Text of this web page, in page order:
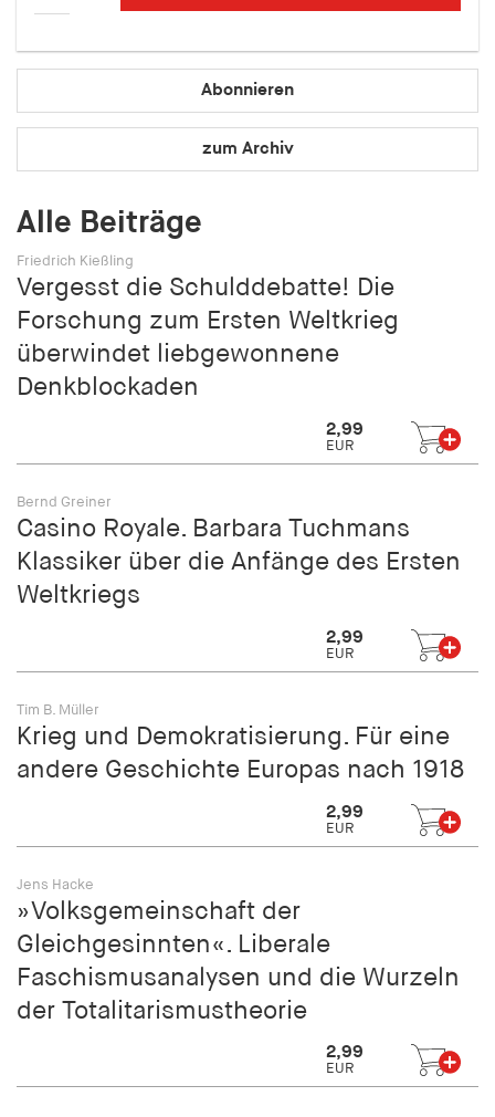
Abonnieren
zum Archiv
Alle Beiträge
Friedrich Kießling
Vergesst die Schulddebatte! Die
Forschung zum Ersten Weltkrieg
überwindet liebgewonnene
Denkblockaden
2,99
EUR
Bernd Greiner
Casino Royale. Barbara Tuchmans
Klassiker über die Anfänge des Ersten
Weltkriegs
2,99
EUR
Tim B. Müller
Krieg und Demokratisierung. Für eine
andere Geschichte Europas nach 1918
2,99
EUR
Jens Hacke
»Volksgemeinschaft der
Gleichgesinnten«. Liberale
Faschismusanalysen und die Wurzeln
der Totalitarismustheorie
2,99
EUR
hamburger-edition.de
Sitzung
fonts_loaded
hamburger-edition.de
7 Tage